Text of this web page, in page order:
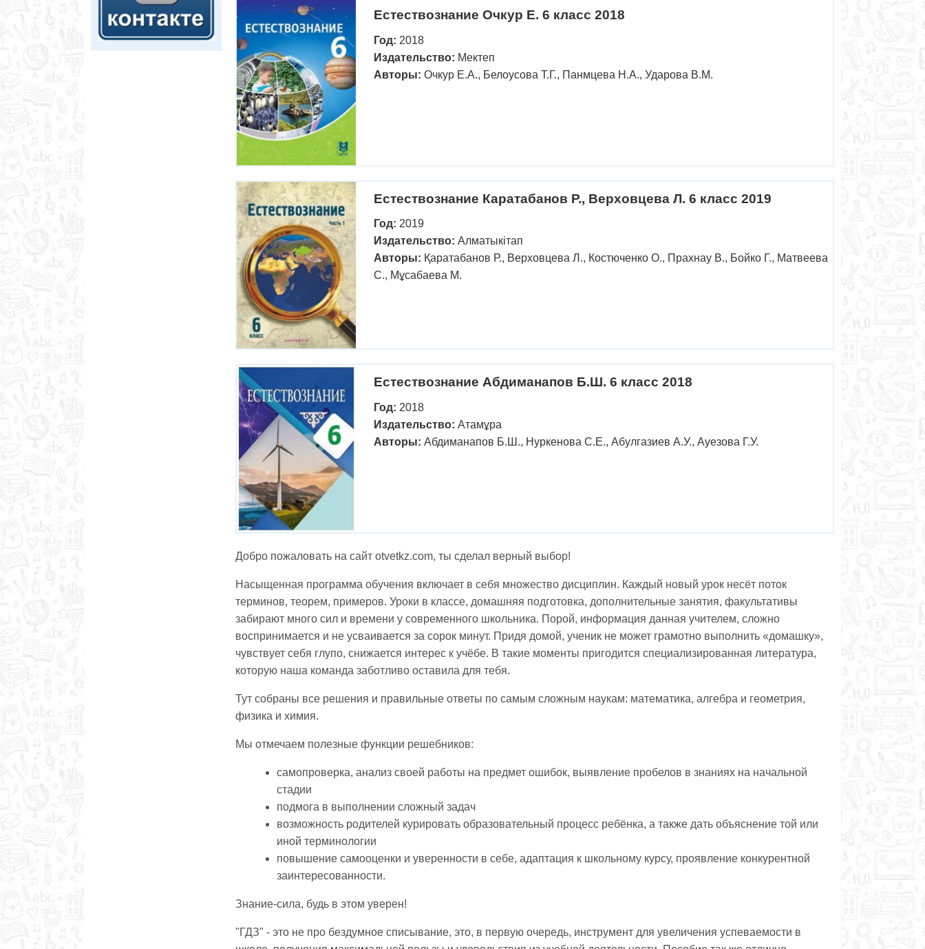
Естествознание Очкур Е. 6 класс 2018
Год: 2018
Издательство: Мектеп
Авторы: Очкур Е.А., Белоусова Т.Г., Панмцева Н.А., Ударова В.М.
Естествознание Каратабанов Р., Верховцева Л. 6 класс 2019
Год: 2019
Издательство: Алматыкітап
Авторы: Қаратабанов Р., Верховцева Л., Костюченко О., Прахнау В., Бойко Г., Матвеева
С., Мұсабаева М.
Естествознание Абдиманапов Б.Ш. 6 класс 2018
Год: 2018
Издательство: Атамұра
Авторы: Абдиманапов Б.Ш., Нуркенова С.Е., Абулгазиев А.У., Ауезова Г.У.
Добро пожаловать на сайт otvetkz.com, ты сделал верный выбор!
Насыщенная программа обучения включает в себя множество дисциплин. Каждый новый урок несёт поток
терминов, теорем, примеров. Уроки в классе, домашняя подготовка, дополнительные занятия, факультативы
забирают много сил и времени у современного школьника. Порой, информация данная учителем, сложно
воспринимается и не усваивается за сорок минут. Придя домой, ученик не может грамотно выполнить «домашку»,
чувствует себя глупо, снижается интерес к учёбе. В такие моменты пригодится специализированная литература,
которую наша команда заботливо оставила для тебя.
Тут собраны все решения и правильные ответы по самым сложным наукам: математика, алгебра и геометрия,
физика и химия.
Мы отмечаем полезные функции решебников:
самопроверка, анализ своей работы на предмет ошибок, выявление пробелов в знаниях на начальной
стадии
подмога в выполнении сложный задач
возможность родителей курировать образовательный процесс ребёнка, а также дать объяснение той или
иной терминологии
повышение самооценки и уверенности в себе, адаптация к школьному курсу, проявление конкурентной
заинтересованности.
Знание-сила, будь в этом уверен!
"ГДЗ" - это не про бездумное списывание, это, в первую очередь, инструмент для увеличения успеваемости в